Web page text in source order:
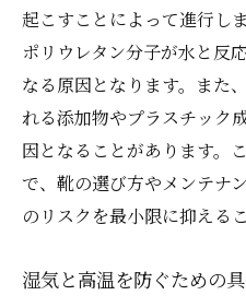
起こすことによって進行し
ポリウレタン分子が水と反
なる原因となります。また
れる添加物やプラスチック
因となることがあります。
で、靴の選び方やメンテナ
のリスクを最小限に抑える
湿気と高温を防ぐための